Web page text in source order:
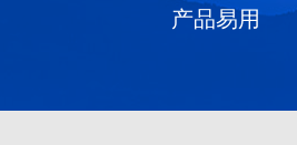
产品易用